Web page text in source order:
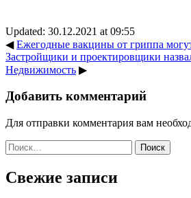
Updated: 30.12.2021 at 09:55
◀Ежегодные вакцины от гриппа
Застройщики и проектировщики
Недвижимость ▶
Добавить комментарий
Для отправки комментария вам
Найти:
Свежие записи